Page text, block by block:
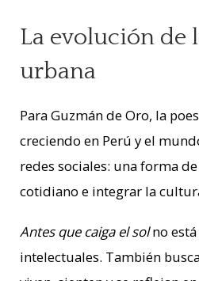
La evolución de
urbana
Para Guzmán de Oro, la
creciendo en Perú y el
redes sociales: una forma
cotidiano e integrar la
Antes que caiga el solno
intelectuales. También